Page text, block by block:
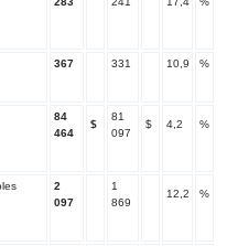
367 331 10,9 %
84
464
$
81
097
$ 4,2 %
2
097
1
869
12,2 %